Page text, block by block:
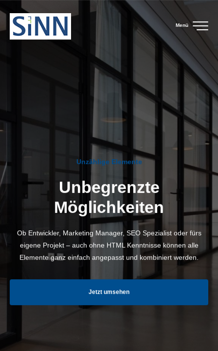
Menü
Unzählige Elemente
Unbegrenzte
Möglichkeiten
Ob Entwickler, Marketing Manager, SEO Spezialist oder fürs
eigene Projekt – auch ohne HTML Kenntnisse können alle
Elemente ganz einfach angepasst und kombiniert werden.
Jetzt umsehen